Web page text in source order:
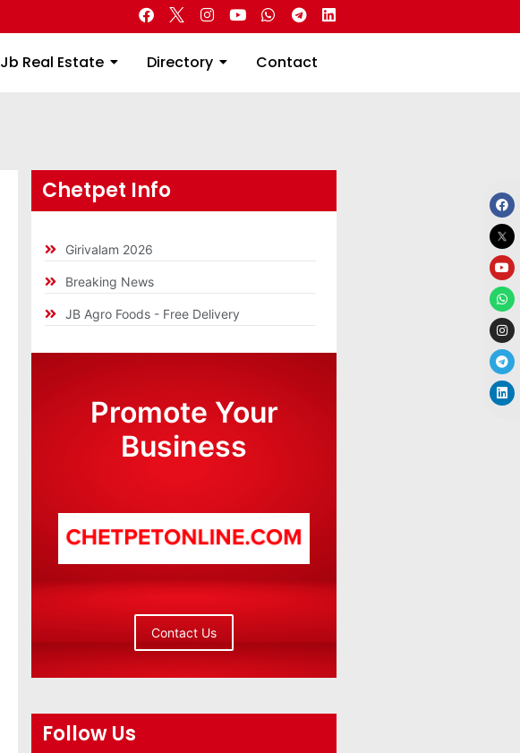
Jb Real Estate Directory Contact
Jb Real Estate
Directory
Contact
Chetpet Info
Girivalam 2026
Breaking News
JB Agro Foods - Free Delivery
Promote Your
Business
Contact Us
Follow Us